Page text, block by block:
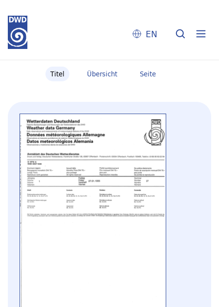
EN
Titel Übersicht Seite